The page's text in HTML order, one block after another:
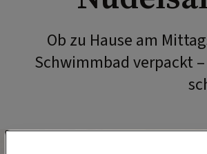
Ob zu Hause am
Schwimmbad verpackt